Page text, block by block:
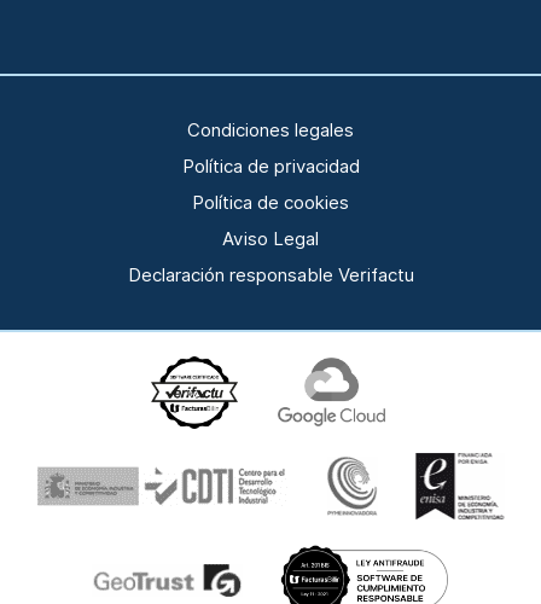
Condiciones legales
Política de privacidad
Política de cookies
Aviso Legal
Declaración responsable Verifactu